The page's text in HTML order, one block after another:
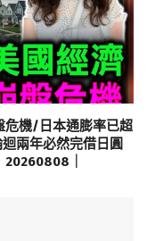
危機/日本通膨率已超
兩年必然完借日圓
｜